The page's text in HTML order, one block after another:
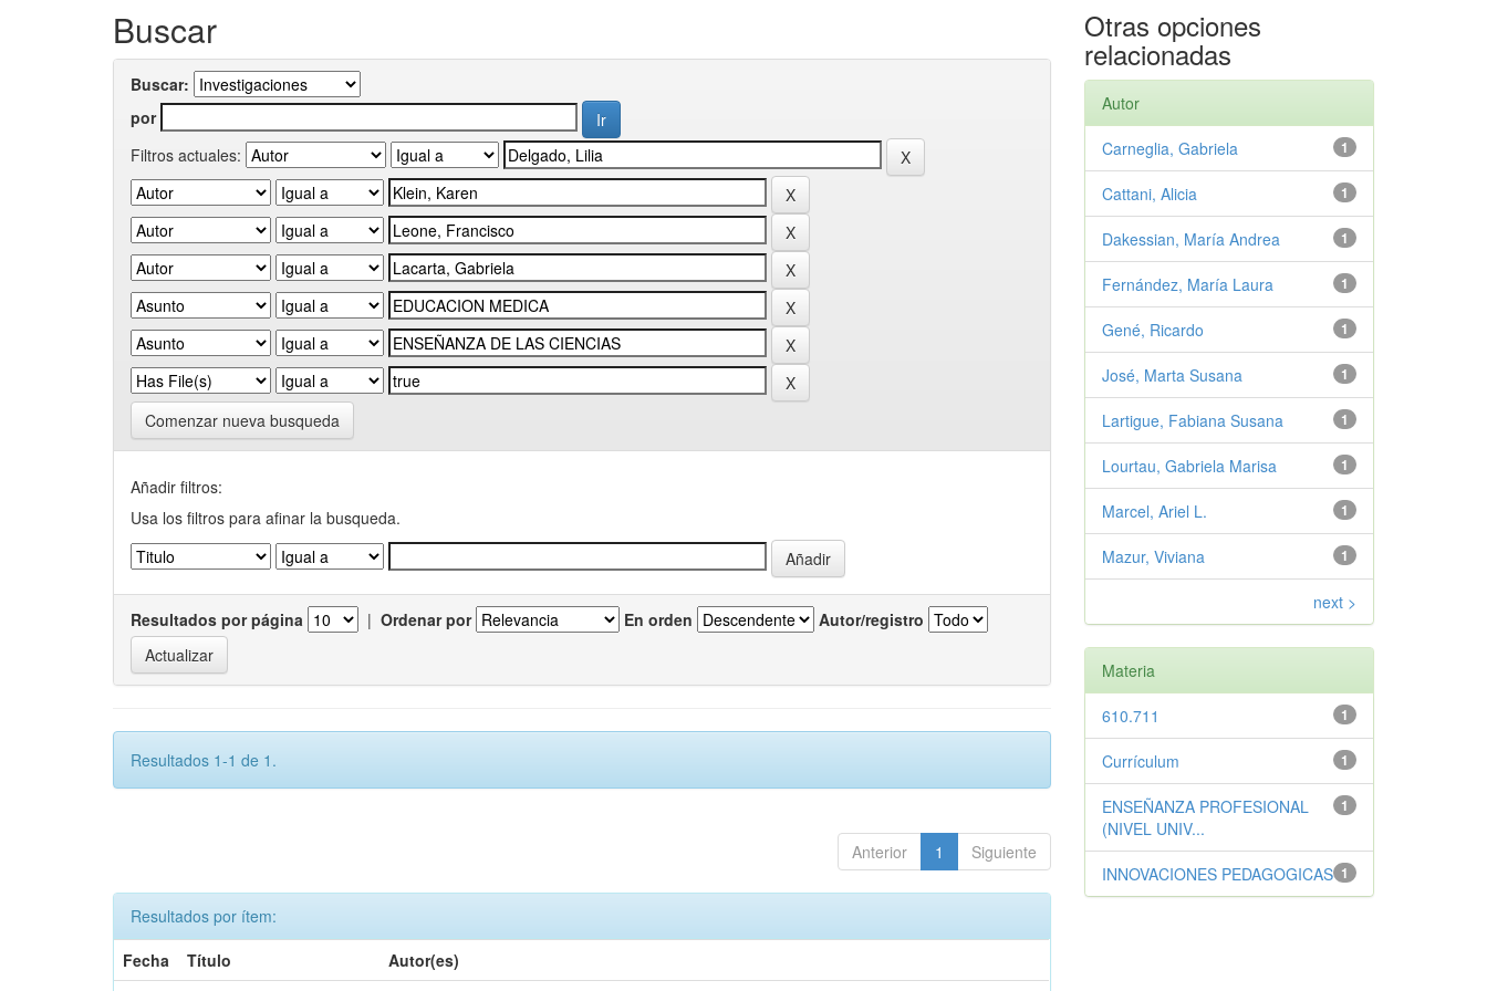
Buscar
Buscar:
por
Filtros actuales:
Comenzar nueva busqueda
Añadir filtros:
Usa los filtros para afinar la busqueda.
Resultados por página | Ordenar por En orden Autor/registro
Resultados 1-1 de 1.
Anterior 1 Siguiente
Resultados por ítem:
Fecha
Título
Autor(es)
Otras opciones
relacionadas
Autor
1
Carneglia, Gabriela
1
Cattani, Alicia
1
Dakessian, María Andrea
1
Fernández, María Laura
1
Gené, Ricardo
1
José, Marta Susana
1
Lartigue, Fabiana Susana
1
Lourtau, Gabriela Marisa
1
Marcel, Ariel L.
1
Mazur, Viviana
next >
Materia
1
610.711
1
Currículum
1
ENSEÑANZA PROFESIONAL
(NIVEL UNIV...
1
INNOVACIONES PEDAGOGICAS